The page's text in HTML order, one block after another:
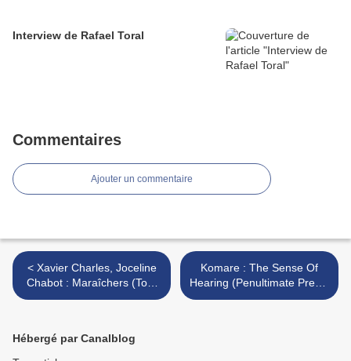
Interview de Rafael Toral
Commentaires
Ajouter un commentaire
< Xavier Charles, Joceline
Chabot : Maraîchers (Tour
de bras, 2020)
Komare : The Sense Of
Hearing (Penultimate Press,
2020) >
Hébergé par Canalblog